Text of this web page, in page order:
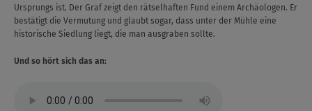
Ursprungs ist. Der Graf zeigt den rätselhaften Fund einem Archäologen. Er
bestätigt die Vermutung und glaubt sogar, dass unter der Mühle eine
historische Siedlung liegt, die man ausgraben sollte.
Und so hört sich das an: